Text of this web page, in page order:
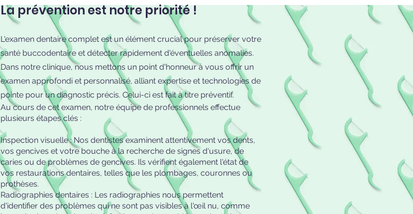
La prévention est notre priorité !
L'examen dentaire complet est un élément crucial pour préserver votre
santé buccodentaire et détecter rapidement d'éventuelles anomalies.
Dans notre clinique, nous mettons un point d'honneur à vous offrir un
examen approfondi et personnalisé, alliant expertise et technologies de
pointe pour un diagnostic précis. Celui-ci est fait à titre préventif.
Au cours de cet examen, notre équipe de professionnels effectue
plusieurs étapes clés :
Inspection visuelle : Nos dentistes examinent attentivement vos dents,
vos gencives et votre bouche à la recherche de signes d'usure, de
caries ou de problèmes de gencives. Ils vérifient également l'état de
vos restaurations dentaires, telles que les plombages, couronnes ou
prothèses.
Radiographies dentaires : Les radiographies nous permettent
d'identifier des problèmes qui ne sont pas visibles à l'œil nu, comme